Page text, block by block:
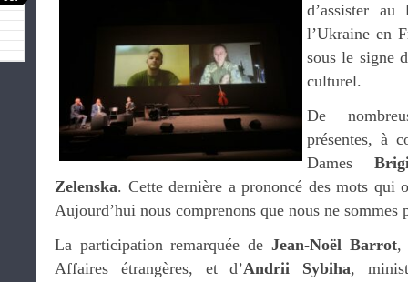
d’assister
l’Ukraine en
sous le signe
culturel.
De
présentes, à
Dames
Zelenska. Cette dernière a prononcé des mots qui
Aujourd’hui nous comprenons que nous ne sommes
La participation remarquée de Jean-Noël Barrot,
Affaires étrangères, et d’Andrii Sybiha,